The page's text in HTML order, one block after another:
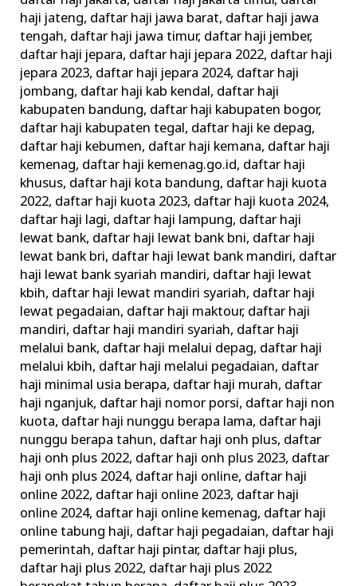
haji jateng, daftar haji jawa barat, daftar haji jawa
tengah, daftar haji jawa timur, daftar haji jember,
daftar haji jepara, daftar haji jepara 2022, daftar haji
jepara 2023, daftar haji jepara 2024, daftar haji
jombang, daftar haji kab kendal, daftar haji
kabupaten bandung, daftar haji kabupaten bogor,
daftar haji kabupaten tegal, daftar haji ke depag,
daftar haji kebumen, daftar haji kemana, daftar haji
kemenag, daftar haji kemenag.go.id, daftar haji
khusus, daftar haji kota bandung, daftar haji kuota
2022, daftar haji kuota 2023, daftar haji kuota 2024,
daftar haji lagi, daftar haji lampung, daftar haji
lewat bank, daftar haji lewat bank bni, daftar haji
lewat bank bri, daftar haji lewat bank mandiri, daftar
haji lewat bank syariah mandiri, daftar haji lewat
kbih, daftar haji lewat mandiri syariah, daftar haji
lewat pegadaian, daftar haji maktour, daftar haji
mandiri, daftar haji mandiri syariah, daftar haji
melalui bank, daftar haji melalui depag, daftar haji
melalui kbih, daftar haji melalui pegadaian, daftar
haji minimal usia berapa, daftar haji murah, daftar
haji nganjuk, daftar haji nomor porsi, daftar haji non
kuota, daftar haji nunggu berapa lama, daftar haji
nunggu berapa tahun, daftar haji onh plus, daftar
haji onh plus 2022, daftar haji onh plus 2023, daftar
haji onh plus 2024, daftar haji online, daftar haji
online 2022, daftar haji online 2023, daftar haji
online 2024, daftar haji online kemenag, daftar haji
online tabung haji, daftar haji pegadaian, daftar haji
pemerintah, daftar haji pintar, daftar haji plus,
daftar haji plus 2022, daftar haji plus 2022